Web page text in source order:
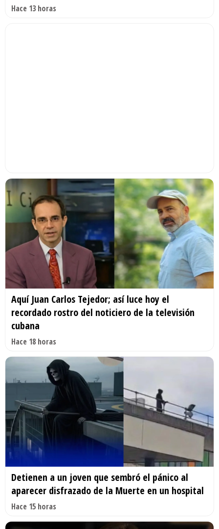
Hace 13 horas
Aquí Juan Carlos Tejedor; así luce hoy el
recordado rostro del noticiero de la televisión
cubana
Hace 18 horas
Detienen a un joven que sembró el pánico al
aparecer disfrazado de la Muerte en un hospital
Hace 15 horas